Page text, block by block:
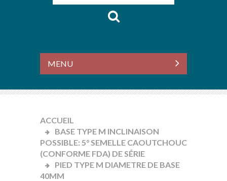
MENU
ACCUEIL
BASE TYPE M INCLINAISON
POSSIBLE: 5° SEMELLE CAOUTCHOUC
(CONFORME FDA) DE SÉRIE
PIED TYPE M DIAMETRE DE BASE
40MM